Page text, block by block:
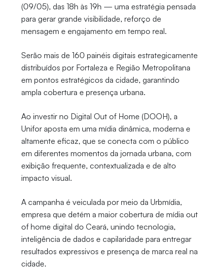
(09/05), das 18h às 19h — uma estratégia pensada
para gerar grande visibilidade, reforço de
mensagem e engajamento em tempo real.
Serão mais de 160 painéis digitais estrategicamente
distribuídos por Fortaleza e Região Metropolitana
em pontos estratégicos da cidade, garantindo
ampla cobertura e presença urbana.
Ao investir no Digital Out of Home (DOOH), a
Unifor aposta em uma mídia dinâmica, moderna e
altamente eficaz, que se conecta com o público
em diferentes momentos da jornada urbana, com
exibição frequente, contextualizada e de alto
impacto visual.
A campanha é veiculada por meio da Urbmídia,
empresa que detém a maior cobertura de mídia out
of home digital do Ceará, unindo tecnologia,
inteligência de dados e capilaridade para entregar
resultados expressivos e presença de marca real na
cidade.